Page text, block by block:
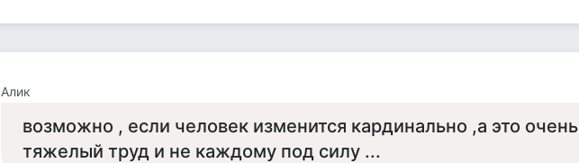
Алик
возможно , если человек изменится кардинально ,а это очень
тяжелый труд и не каждому под силу ...